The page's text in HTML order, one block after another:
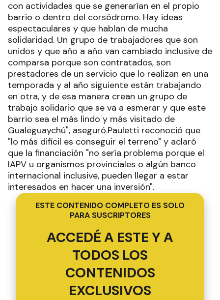
ESTE CONTENIDO COMPLETO ES SOLO
PARA SUSCRIPTORES
ACCEDÉ A ESTE Y A
TODOS LOS
CONTENIDOS
EXCLUSIVOS